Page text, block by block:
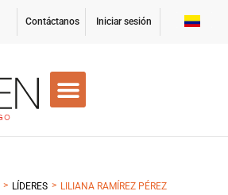
Contáctanos Iniciar sesión
> LÍDERES > LILIANA RAMÍREZ PÉREZ